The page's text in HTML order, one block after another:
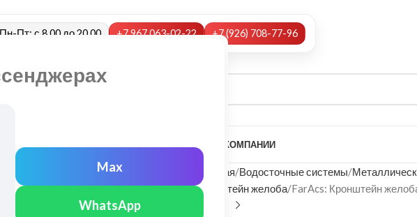
Max
WhatsApp
Пн-Пт: с 8.00 до 20.00 +7 967 063-02-22 +7 (926) 708-77-96
О КОМПАНИИ
Главная Водосточные системы
Кронштейн желоба FarAcs: Кронштейн